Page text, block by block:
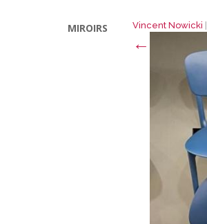
MIROIRS Vincent Nowicki
←